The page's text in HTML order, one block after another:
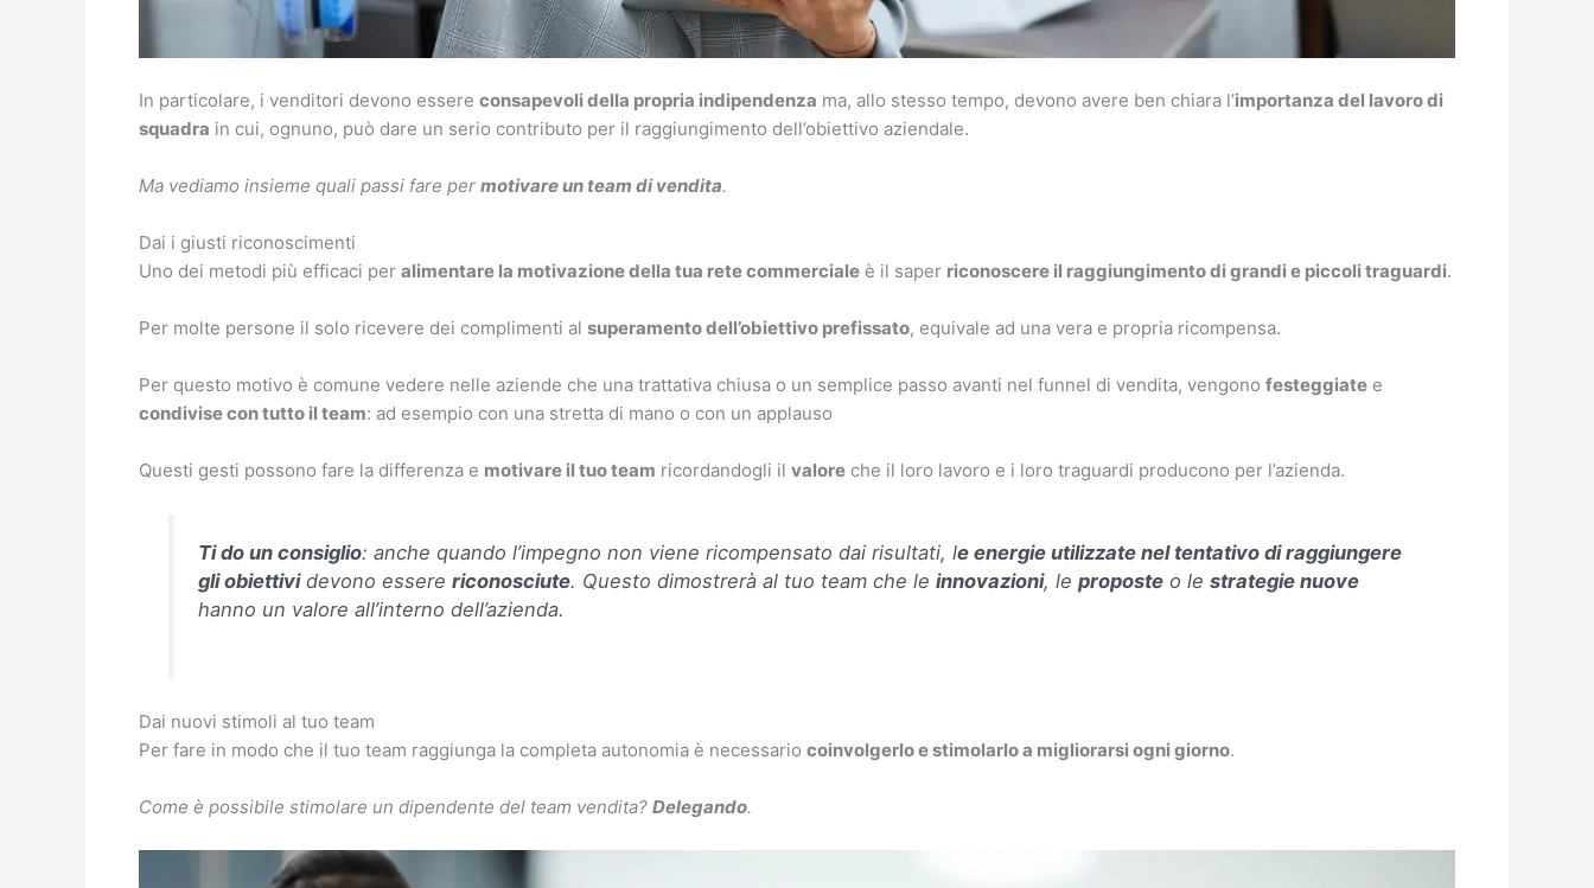
In particolare, i venditori devono essere consapevoli della propria indipendenza ma, allo stesso tempo, devono avere ben chiara l’importanza del lavoro di
squadra in cui, ognuno, può dare un serio contributo per il raggiungimento dell’obiettivo aziendale.
Ma vediamo insieme quali passi fare per motivare un team di vendita.
Dai i giusti riconoscimenti
Uno dei metodi più efficaci per alimentare la motivazione della tua rete commerciale è il saper riconoscere il raggiungimento di grandi e piccoli traguardi.
Per molte persone il solo ricevere dei complimenti al superamento dell’obiettivo prefissato, equivale ad una vera e propria ricompensa.
Per questo motivo è comune vedere nelle aziende che una trattativa chiusa o un semplice passo avanti nel funnel di vendita, vengono festeggiate e
condivise con tutto il team: ad esempio con una stretta di mano o con un applauso
Questi gesti possono fare la differenza e motivare il tuo team ricordandogli il valore che il loro lavoro e i loro traguardi producono per l’azienda.
Ti do un consiglio: anche quando l’impegno non viene ricompensato dai risultati, le energie utilizzate nel tentativo di raggiungere
gli obiettividevono essere riconosciute. Questo dimostrerà al tuo team che le innovazioni, le proposteo le strategie nuove
hanno un valore all’interno dell’azienda.
Dai nuovi stimoli al tuo team
Per fare in modo che il tuo team raggiunga la completa autonomia è necessario coinvolgerlo e stimolarlo a migliorarsi ogni giorno.
Come è possibile stimolare un dipendente del team vendita? Delegando.